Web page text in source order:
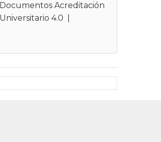
Documentos Acreditación
4.0